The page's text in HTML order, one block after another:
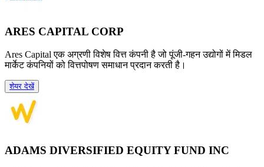
ARES CAPITAL CORP
Ares Capital एक अग्रणी विशेष वित्त कंपनी है जो पूंजी-गहन उद्योगों में मिडल
मार्केट कंपनियों को वित्तपोषण समाधान प्रदान करती है।
शेयर देखें
ADAMS DIVERSIFIED EQUITY FUND INC